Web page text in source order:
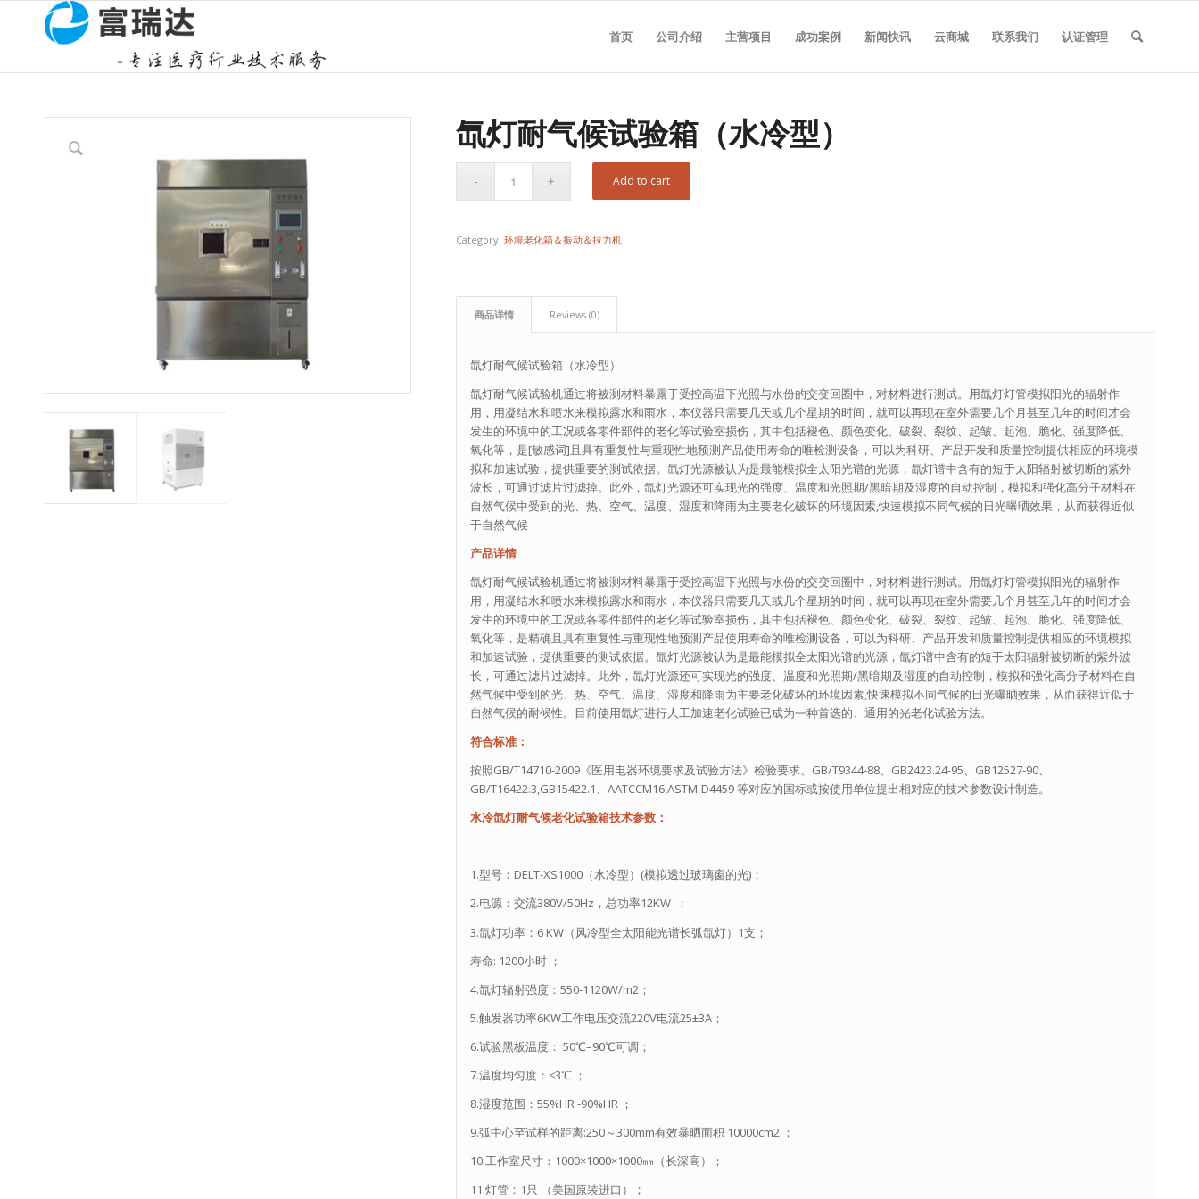
首页 公司介绍 主营项目 成功案例 新闻快讯 云商城 联系我们 认证管理
氙灯耐气候试验箱（水冷型）
Add to cart
Category: 环境老化箱＆振动＆拉力机
商品详情 Reviews (0)
氙灯耐气候试验箱（水冷型）
氙灯耐气候试验机通过将被测材料暴露于受控高温下光照与水份的交变回圈中，对材料进行测试。用氙灯灯管模拟阳光的辐射作
用，用凝结水和喷水来模拟露水和雨水，本仪器只需要几天或几个星期的时间，就可以再现在室外需要几个月甚至几年的时间才会
发生的环境中的工况或各零件部件的老化等试验室损伤，其中包括褪色、颜色变化、破裂、裂纹、起皱、起泡、脆化、强度降低、
氧化等，是[敏感词]且具有重复性与重现性地预测产品使用寿命的唯检测设备，可以为科研、产品开发和质量控制提供相应的环境模
拟和加速试验，提供重要的测试依据。氙灯光源被认为是最能模拟全太阳光谱的光源，氙灯谱中含有的短于太阳辐射被切断的紫外
波长，可通过滤片过滤掉。此外，氙灯光源还可实现光的强度、温度和光照期/黑暗期及湿度的自动控制，模拟和强化高分子材料在
自然气候中受到的光、热、空气、温度、湿度和降雨为主要老化破坏的环境因素,快速模拟不同气候的日光曝晒效果，从而获得近似
于自然气候
产品详情
氙灯耐气候试验机通过将被测材料暴露于受控高温下光照与水份的交变回圈中，对材料进行测试。用氙灯灯管模拟阳光的辐射作
用，用凝结水和喷水来模拟露水和雨水，本仪器只需要几天或几个星期的时间，就可以再现在室外需要几个月甚至几年的时间才会
发生的环境中的工况或各零件部件的老化等试验室损伤，其中包括褪色、颜色变化、破裂、裂纹、起皱、起泡、脆化、强度降低、
氧化等，是精确且具有重复性与重现性地预测产品使用寿命的唯检测设备，可以为科研、产品开发和质量控制提供相应的环境模拟
和加速试验，提供重要的测试依据。氙灯光源被认为是最能模拟全太阳光谱的光源，氙灯谱中含有的短于太阳辐射被切断的紫外波
长，可通过滤片过滤掉。此外，氙灯光源还可实现光的强度、温度和光照期/黑暗期及湿度的自动控制，模拟和强化高分子材料在自
然气候中受到的光、热、空气、温度、湿度和降雨为主要老化破坏的环境因素,快速模拟不同气候的日光曝晒效果，从而获得近似于
自然气候的耐候性。目前使用氙灯进行人工加速老化试验已成为一种首选的、通用的光老化试验方法。
符合标准：
按照GB/T14710-2009《医用电器环境要求及试验方法》检验要求、GB/T9344-88、GB2423.24-95、GB12527-90、
GB/T16422.3,GB15422.1、AATCCM16,ASTM-D4459 等对应的国标或按使用单位提出相对应的技术参数设计制造。
水冷氙灯耐气候老化试验箱技术参数：
1.型号：DELT-XS1000（水冷型）(模拟透过玻璃窗的光)；
2.电源：交流380V/50Hz，总功率12KW ；
3.氙灯功率：6 KW（风冷型全太阳能光谱长弧氙灯）1支；
寿命: 1200小时 ；
4.氙灯辐射强度：550-1120W/m2；
5.触发器功率6KW工作电压交流220V电流25±3A；
6.试验黑板温度： 50℃–90℃可调；
7.温度均匀度：≤3℃ ；
8.湿度范围：55%HR -90%HR ；
9.弧中心至试样的距离:250～300mm有效暴晒面积 10000cm2 ；
10.工作室尺寸：1000×1000×1000㎜（长深高）；
11.灯管：1只 （美国原装进口）；